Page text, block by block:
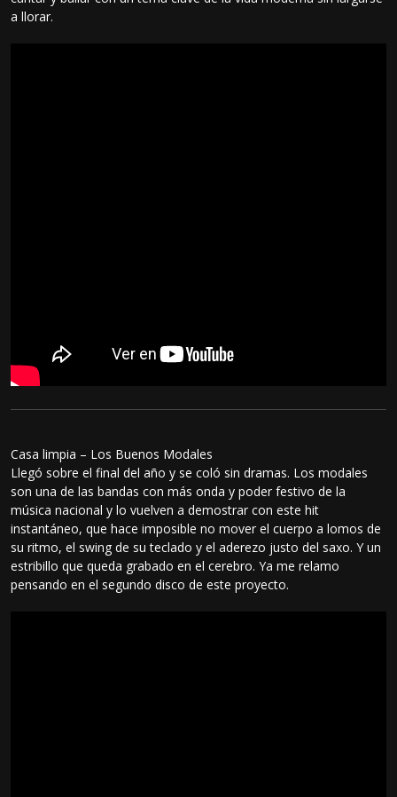
a llorar.
Casa limpia – Los Buenos Modales
Llegó sobre el final del año y se coló sin dramas. Los modales
son una de las bandas con más onda y poder festivo de la
música nacional y lo vuelven a demostrar con este hit
instantáneo, que hace imposible no mover el cuerpo a lomos de
su ritmo, el swing de su teclado y el aderezo justo del saxo. Y un
estribillo que queda grabado en el cerebro. Ya me relamo
pensando en el segundo disco de este proyecto.